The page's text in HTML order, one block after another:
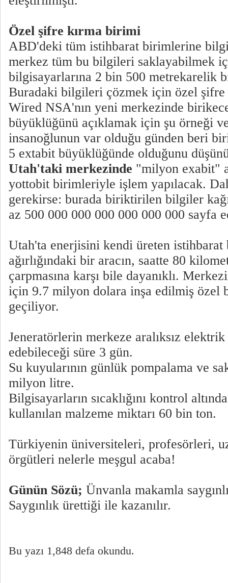
Özel şifre kırma birimi
ABD'deki tüm istihbarat birimlerine
merkez tüm bu bilgileri saklayabilmek
bilgisayarlarına 2 bin 500 metrekarelik
Buradaki bilgileri çözmek için özel şifre
Wired NSA'nın yeni merkezinde
büyüklüğünü açıklamak için şu örneği
insanoğlunun var olduğu günden beri
5 extabit büyüklüğünde olduğunu
Utah'taki merkezinde "milyon exabit"
yottobit birimleriyle işlem yapılacak.
gerekirse: burada biriktirilen bilgiler
az 500 000 000 000 000 000 000 sayfa
Utah'ta enerjisini kendi üreten istihbarat
ağırlığındaki bir aracın, saatte 80
çarpmasına karşı bile dayanıklı.
için 9.7 milyon dolara inşa edilmiş özel
geçiliyor.
Jeneratörlerin merkeze aralıksız
edebileceği süre 3 gün.
Su kuyularının günlük pompalama ve
milyon litre.
Bilgisayarların sıcaklığını kontrol
kullanılan malzeme miktarı 60 bin ton.
Türkiyenin üniversiteleri, profesörleri,
örgütleri nelerle meşgul acaba!
Günün Sözü; Ünvanla makamla
Saygınlık ürettiği ile kazanılır.
Bu yazı 1,848 defa okundu.